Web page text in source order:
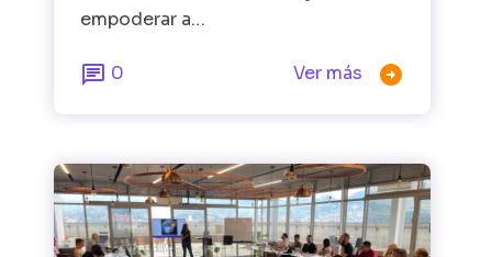
empoderar a…
 0 Ver más 